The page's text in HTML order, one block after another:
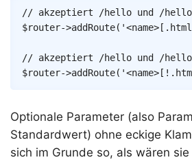
// akzeptiert /hello und /
$router->addRoute(
// akzeptiert /hello und /
$router->addRoute(
Optionale Parameter (also
Standardwert) ohne eckige
sich im Grunde so, als wären